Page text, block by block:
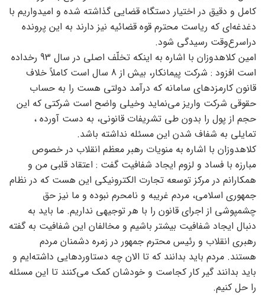
کامل و دقیق در اختیار دستگاه قضایی گذاشته شده و امیدواریم با
دغدغه‌ای که ریاست محترم قوه قضائیه نیز دارند به این پرونده
دراسرع‌وقت رسیدگی شود.
امین کلاهدوزان با اشاره به اینکه تخلّف اصلی در سال 93 رخداده
است افزود : شرکت پیمانکار، بیش از 8 سال است کاملاً خلاف
قانون کارمزدهای سامانه که درآمد دولتی هست را به حساب
حقوقی شرکت واریز می‌نماید وخیلی واضح است شرکتی که این
حجم از پول را بدون طی تشریفات قانونی، به دست آورده ،
تمایلی به شفاف شدن این مسئله نداشته باشد.
کلاهدوزان با اشاره به منویات رهبر معظم انقلاب در خصوص
مبارزه با فساد و لزوم ایجاد شفافیت گفت : اعتقاد قلبی من و
همکارانم در مرکز توسعه تجارت الکترونیکی این هست که در نظام
جمهوری اسلامی، مردم غریبه و نامحرم نبوده و ما نیز حق
چشمپوشی از اجرای قانون را با هر توجیهی نداریم. ما باید به
دنبال ایجاد شفافیت بیشتر باشیم و مخالفان این شفافیت به گفته
رهبری انقلاب و رئیس محترم جمهور در زمره دشمنان مردم
هستند. مردم باید بدانند که تا الان چه دستاوردهایی داشته‌ایم و
باید بدانند گیر کار کجاست و خودشان کمک می‌کنند تا این مسئله
را حل کنیم.